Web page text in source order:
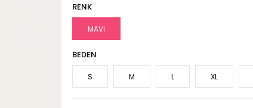
RENK
MAVİ
BEDEN
S M L XL